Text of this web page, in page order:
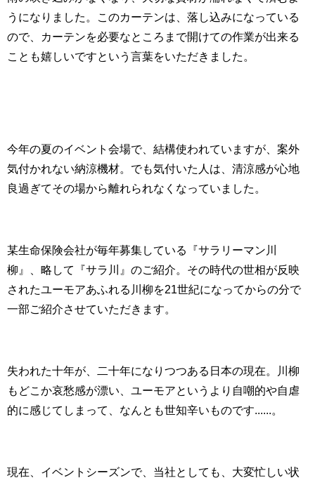
うになりました。このカーテンは、落し込みになっている
ので、カーテンを必要なところまで開けての作業が出来る
ことも嬉しいですという言葉をいただきました。
今年の夏のイベント会場で、結構使われていますが、案外
気付かれない納涼機材。でも気付いた人は、清涼感が心地
良過ぎてその場から離れられなくなっていました。
某生命保険会社が毎年募集している『サラリーマン川
柳』、略して『サラ川』のご紹介。その時代の世相が反映
されたユーモアあふれる川柳を21世紀になってからの分で
一部ご紹介させていただきます。
失われた十年が、二十年になりつつある日本の現在。川柳
もどこか哀愁感が漂い、ユーモアというより自嘲的や自虐
的に感じてしまって、なんとも世知辛いものです......。
現在、イベントシーズンで、当社としても、大変忙しい状